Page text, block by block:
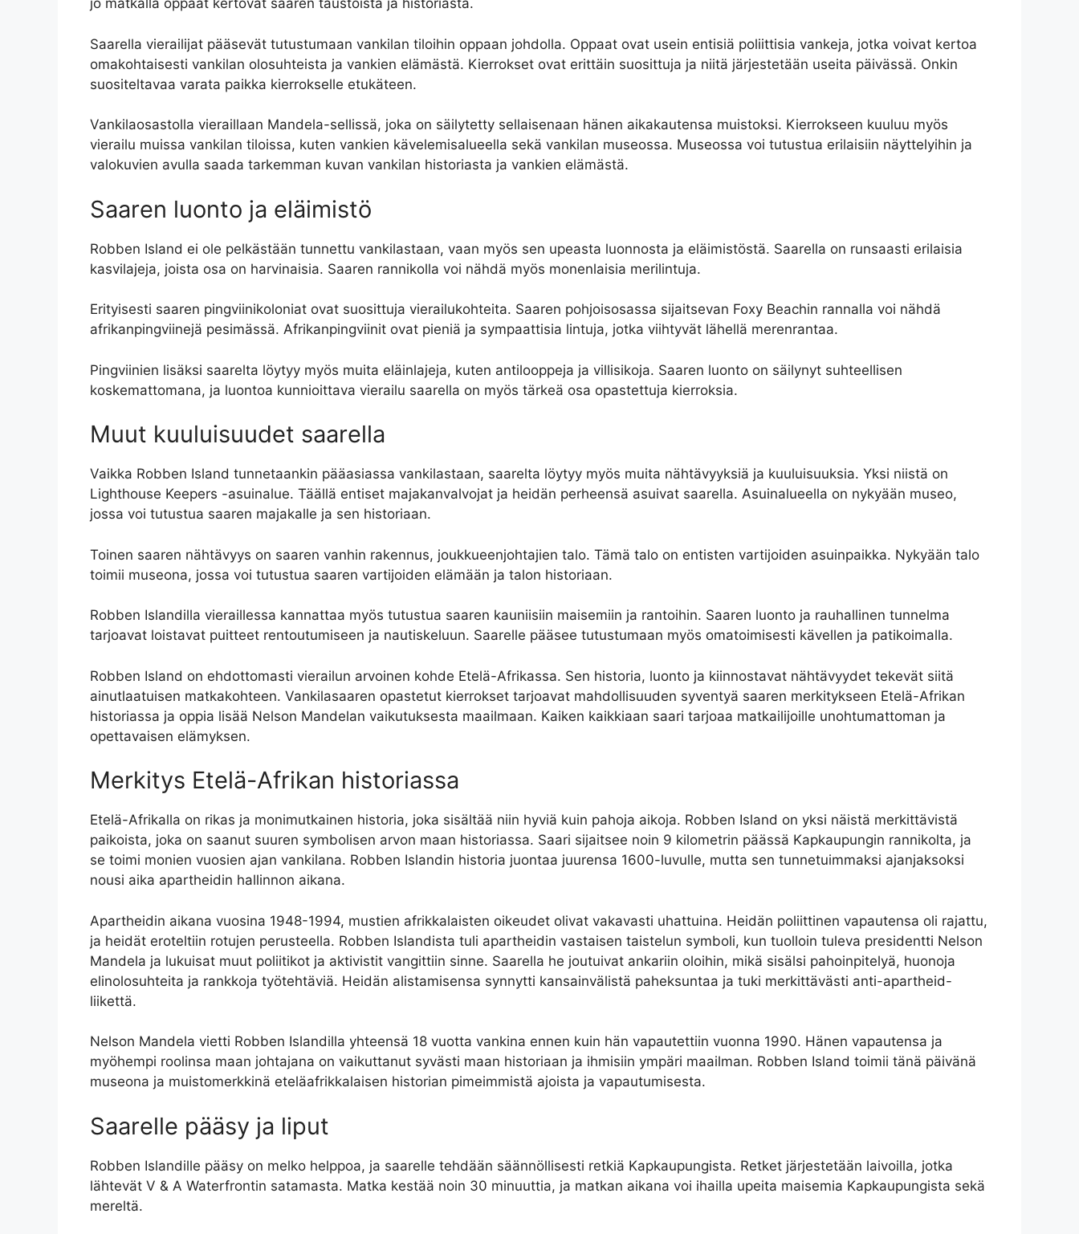
jo matkalla oppaat kertovat saaren taustoista ja historiasta.
Saarella vierailijat pääsevät tutustumaan vankilan tiloihin oppaan johdolla. Oppaat ovat usein entisiä poliittisia vankeja, jotka voivat kertoa
omakohtaisesti vankilan olosuhteista ja vankien elämästä. Kierrokset ovat erittäin suosittuja ja niitä järjestetään useita päivässä. Onkin
suositeltavaa varata paikka kierrokselle etukäteen.
Vankilaosastolla vieraillaan Mandela-sellissä, joka on säilytetty sellaisenaan hänen aikakautensa muistoksi. Kierrokseen kuuluu myös
vierailu muissa vankilan tiloissa, kuten vankien kävelemisalueella sekä vankilan museossa. Museossa voi tutustua erilaisiin näyttelyihin ja
valokuvien avulla saada tarkemman kuvan vankilan historiasta ja vankien elämästä.
Saaren luonto ja eläimistö
Robben Island ei ole pelkästään tunnettu vankilastaan, vaan myös sen upeasta luonnosta ja eläimistöstä. Saarella on runsaasti erilaisia
kasvilajeja, joista osa on harvinaisia. Saaren rannikolla voi nähdä myös monenlaisia merilintuja.
Erityisesti saaren pingviinikoloniat ovat suosittuja vierailukohteita. Saaren pohjoisosassa sijaitsevan Foxy Beachin rannalla voi nähdä
afrikanpingviinejä pesimässä. Afrikanpingviinit ovat pieniä ja sympaattisia lintuja, jotka viihtyvät lähellä merenrantaa.
Pingviinien lisäksi saarelta löytyy myös muita eläinlajeja, kuten antilooppeja ja villisikoja. Saaren luonto on säilynyt suhteellisen
koskemattomana, ja luontoa kunnioittava vierailu saarella on myös tärkeä osa opastettuja kierroksia.
Muut kuuluisuudet saarella
Vaikka Robben Island tunnetaankin pääasiassa vankilastaan, saarelta löytyy myös muita nähtävyyksiä ja kuuluisuuksia. Yksi niistä on
Lighthouse Keepers -asuinalue. Täällä entiset majakanvalvojat ja heidän perheensä asuivat saarella. Asuinalueella on nykyään museo,
jossa voi tutustua saaren majakalle ja sen historiaan.
Toinen saaren nähtävyys on saaren vanhin rakennus, joukkueenjohtajien talo. Tämä talo on entisten vartijoiden asuinpaikka. Nykyään talo
toimii museona, jossa voi tutustua saaren vartijoiden elämään ja talon historiaan.
Robben Islandilla vieraillessa kannattaa myös tutustua saaren kauniisiin maisemiin ja rantoihin. Saaren luonto ja rauhallinen tunnelma
tarjoavat loistavat puitteet rentoutumiseen ja nautiskeluun. Saarelle pääsee tutustumaan myös omatoimisesti kävellen ja patikoimalla.
Robben Island on ehdottomasti vierailun arvoinen kohde Etelä-Afrikassa. Sen historia, luonto ja kiinnostavat nähtävyydet tekevät siitä
ainutlaatuisen matkakohteen. Vankilasaaren opastetut kierrokset tarjoavat mahdollisuuden syventyä saaren merkitykseen Etelä-Afrikan
historiassa ja oppia lisää Nelson Mandelan vaikutuksesta maailmaan. Kaiken kaikkiaan saari tarjoaa matkailijoille unohtumattoman ja
opettavaisen elämyksen.
Merkitys Etelä-Afrikan historiassa
Etelä-Afrikalla on rikas ja monimutkainen historia, joka sisältää niin hyviä kuin pahoja aikoja. Robben Island on yksi näistä merkittävistä
paikoista, joka on saanut suuren symbolisen arvon maan historiassa. Saari sijaitsee noin 9 kilometrin päässä Kapkaupungin rannikolta, ja
se toimi monien vuosien ajan vankilana. Robben Islandin historia juontaa juurensa 1600-luvulle, mutta sen tunnetuimmaksi ajanjaksoksi
nousi aika apartheidin hallinnon aikana.
Apartheidin aikana vuosina 1948-1994, mustien afrikkalaisten oikeudet olivat vakavasti uhattuina. Heidän poliittinen vapautensa oli rajattu,
ja heidät eroteltiin rotujen perusteella. Robben Islandista tuli apartheidin vastaisen taistelun symboli, kun tuolloin tuleva presidentti Nelson
Mandela ja lukuisat muut poliitikot ja aktivistit vangittiin sinne. Saarella he joutuivat ankariin oloihin, mikä sisälsi pahoinpitelyä, huonoja
elinolosuhteita ja rankkoja työtehtäviä. Heidän alistamisensa synnytti kansainvälistä paheksuntaa ja tuki merkittävästi anti-apartheid-
liikettä.
Nelson Mandela vietti Robben Islandilla yhteensä 18 vuotta vankina ennen kuin hän vapautettiin vuonna 1990. Hänen vapautensa ja
myöhempi roolinsa maan johtajana on vaikuttanut syvästi maan historiaan ja ihmisiin ympäri maailman. Robben Island toimii tänä päivänä
museona ja muistomerkkinä eteläafrikkalaisen historian pimeimmistä ajoista ja vapautumisesta.
Saarelle pääsy ja liput
Robben Islandille pääsy on melko helppoa, ja saarelle tehdään säännöllisesti retkiä Kapkaupungista. Retket järjestetään laivoilla, jotka
lähtevät V & A Waterfrontin satamasta. Matka kestää noin 30 minuuttia, ja matkan aikana voi ihailla upeita maisemia Kapkaupungista sekä
mereltä.